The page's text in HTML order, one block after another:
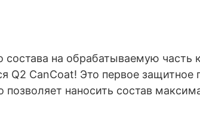
на обрабатываемую часть
Q2 CanCoat! Это ‎первое
наносить состав